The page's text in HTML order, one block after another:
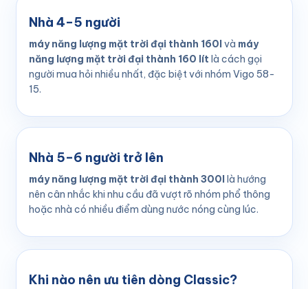
Nhà 4–5 người
máy năng lượng mặt trời đại thành 160lvà máy
năng lượng mặt trời đại thành 160 lít là cách gọi
người mua hỏi nhiều nhất, đặc biệt với nhóm Vigo 58-
15.
Nhà 5–6 người trở lên
máy năng lượng mặt trời đại thành 300llà hướng
nên cân nhắc khi nhu cầu đã vượt rõ nhóm phổ thông
hoặc nhà có nhiều điểm dùng nước nóng cùng lúc.
Khi nào nên ưu tiên dòng Classic?